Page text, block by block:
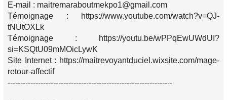
E-mail : maitremaraboutmekpo1@gmail.com
Témoignage : https://www.youtube.com/watch?v=QJ-
tNUtOXLk
Témoignage : https://youtu.be/wPPqEwUWdUI?
si=KSQtU09mMOicLywK
Site Internet : https://maitrevoyantduciel.wixsite.com/mage-
retour-affectif
-----------------------------------------------------------------